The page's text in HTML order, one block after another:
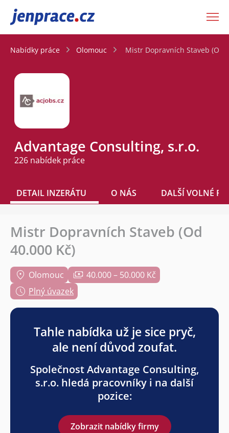
JenPráce.cz
Nabídky práce Olomouc Mistr Dopravních Staveb (Od
Advantage Consulting, s.r.o.
226 nabídek práce
DETAIL INZERÁTU O NÁS DALŠÍ VOLNÉ
Mistr Dopravních Staveb (Od
40.000 Kč)
Olomouc
40.000 – 50.000 Kč
Plný úvazek
Tahle nabídka už je sice pryč,
ale není důvod zoufat.
Společnost Advantage Consulting,
s.r.o. hledá pracovníky i na další
pozice:
Zobrazit nabídky firmy